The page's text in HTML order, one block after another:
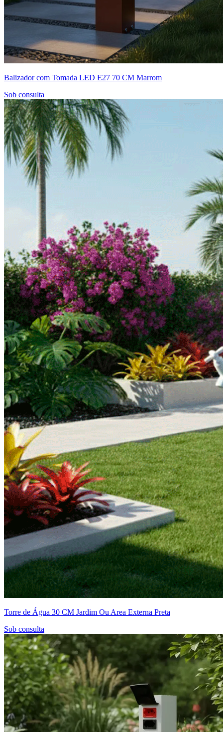
Balizador com Tomada LED E27 70 CM Marrom
Sob consulta
Torre de Água 30 CM Jardim Ou Area Externa Preta
Sob consulta